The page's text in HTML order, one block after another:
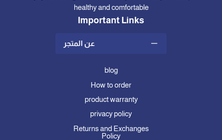
healthy and comfortable
Important Links
عن المتجر
blog
How to order
product warranty
privacy policy
Returns and Exchanges
Policy